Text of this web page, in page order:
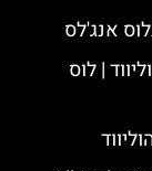
אנג'לס
| לוס